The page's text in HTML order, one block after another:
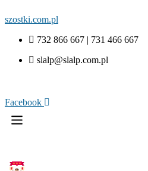
szostki.com.pl
732 866 667 | 731 466 667
slalp@slalp.com.pl
Facebook
Menu